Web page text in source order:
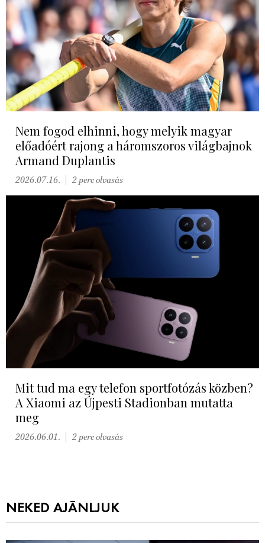
Nem fogod elhinni, hogy melyik magyar
előadóért rajong a háromszoros világbajnok
Armand Duplantis
2026.07.16. 2 perc olvasás
Mit tud ma egy telefon sportfotózás közben?
A Xiaomi az Újpesti Stadionban mutatta
meg
2026.06.01. 2 perc olvasás
NEKED AJÁNLJUK